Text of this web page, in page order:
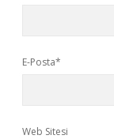
E-Posta*
Web Sitesi